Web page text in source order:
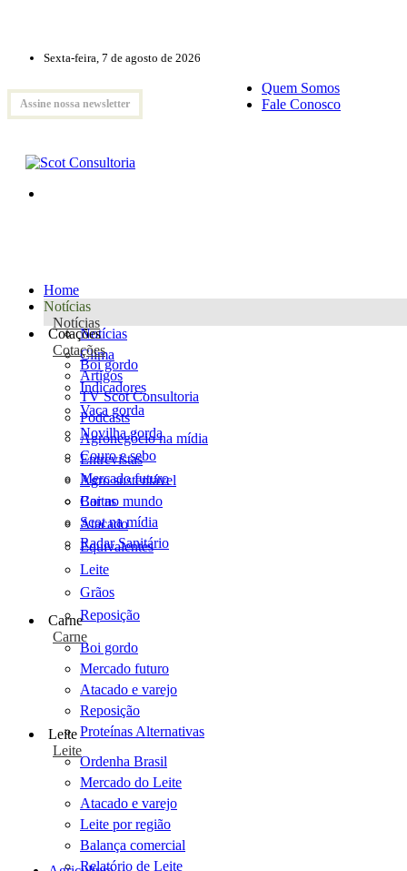
Sexta-feira, 7 de agosto de 2026
Assine nossa newsletter
Quem Somos
Fale Conosco
Home
Notícias
Notícias
Notícias
Clima
Artigos
TV Scot Consultoria
Podcasts
Agronegócio na mídia
Entrevistas
Agro sustentável
Cartas
Scot na mídia
Radar Sanitário
Cotações
Cotações
Boi gordo
Indicadores
Vaca gorda
Novilha gorda
Couro e sebo
Mercado futuro
Boi no mundo
Atacado
Equivalentes
Leite
Grãos
Reposição
Carne
Carne
Boi gordo
Mercado futuro
Atacado e varejo
Reposição
Proteínas Alternativas
Leite
Leite
Ordenha Brasil
Mercado do Leite
Atacado e varejo
Leite por região
Balança comercial
Relatório de Leite